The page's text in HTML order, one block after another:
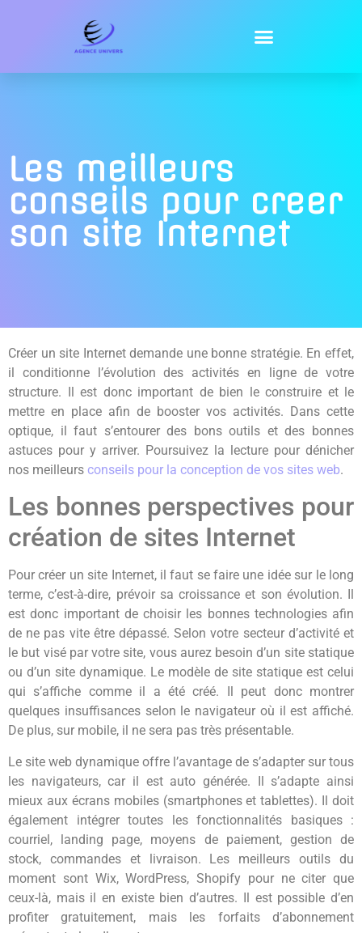
Les meilleurs
conseils pour creer
son site Internet
Créer un site Internet demande une bonne stratégie. En effet,
il conditionne l’évolution des activités en ligne de votre
structure. Il est donc important de bien le construire et le
mettre en place afin de booster vos activités. Dans cette
optique, il faut s’entourer des bons outils et des bonnes
astuces pour y arriver. Poursuivez la lecture pour dénicher
nos meilleurs conseils pour la conception de vos sites web.
Les bonnes perspectives pour
création de sites Internet
Pour créer un site Internet, il faut se faire une idée sur le long
terme, c’est-à-dire, prévoir sa croissance et son évolution. Il
est donc important de choisir les bonnes technologies afin
de ne pas vite être dépassé. Selon votre secteur d’activité et
le but visé par votre site, vous aurez besoin d’un site statique
ou d’un site dynamique. Le modèle de site statique est celui
qui s’affiche comme il a été créé. Il peut donc montrer
quelques insuffisances selon le navigateur où il est affiché.
De plus, sur mobile, il ne sera pas très présentable.
Le site web dynamique offre l’avantage de s’adapter sur tous
les navigateurs, car il est auto générée. Il s’adapte ainsi
mieux aux écrans mobiles (smartphones et tablettes). Il doit
également intégrer toutes les fonctionnalités basiques :
courriel, landing page, moyens de paiement, gestion de
stock, commandes et livraison. Les meilleurs outils du
moment sont Wix, WordPress, Shopify pour ne citer que
ceux-là, mais il en existe bien d’autres. Il est possible d’en
profiter gratuitement, mais les forfaits d’abonnement